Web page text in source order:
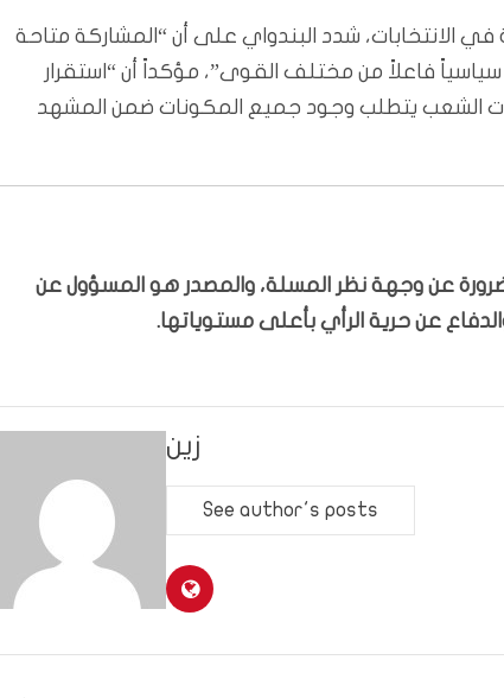
الانتخابات، شدد البندواي على أن “المشاركة متاحة
سياسياً فاعلاً من مختلف القوى”، مؤكداً أن “استقرار
الشعب يتطلب وجود جميع المكونات ضمن المشهد
عن وجهة نظر المسلة، والمصدر هو المسؤول عن
عن حرية الرأي بأعلى مستوياتها.
زين
See author's posts